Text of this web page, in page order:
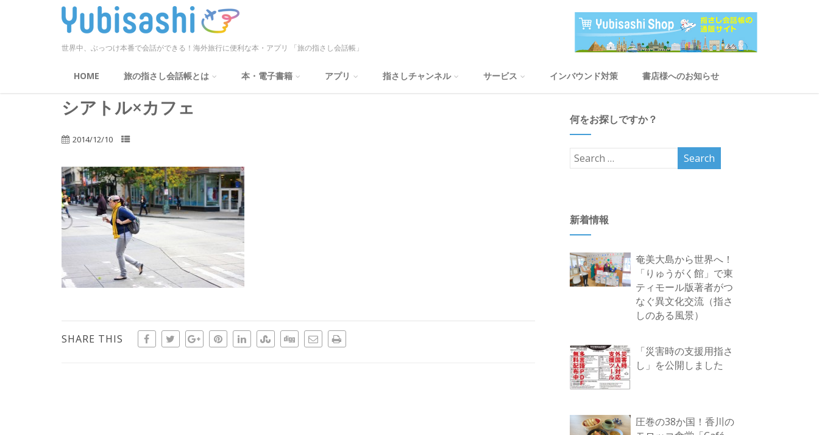
世界中、ぶっつけ本番で会話ができる！海外旅行に便利な本・アプリ 「旅の指さし会話帳」
HOME 旅の指さし会話帳とは 本・電子書籍 アプリ 指さしチャンネル サービス インバウンド対策 書店様へのお知らせ
シアトル×カフェ
2014/12/10
SHARE THIS
何をお探しですか？
新着情報
奄美大島から世界へ！
「りゅうがく館」で東
ティモール版著者がつ
なぐ異文化交流（指さ
しのある風景）
「災害時の支援用指さ
し」を公開しました
圧巻の38か国！香川の